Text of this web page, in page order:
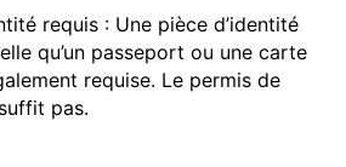
requis : Une pièce d’identité
qu’un passeport ou une carte
requise. Le permis de
pas.